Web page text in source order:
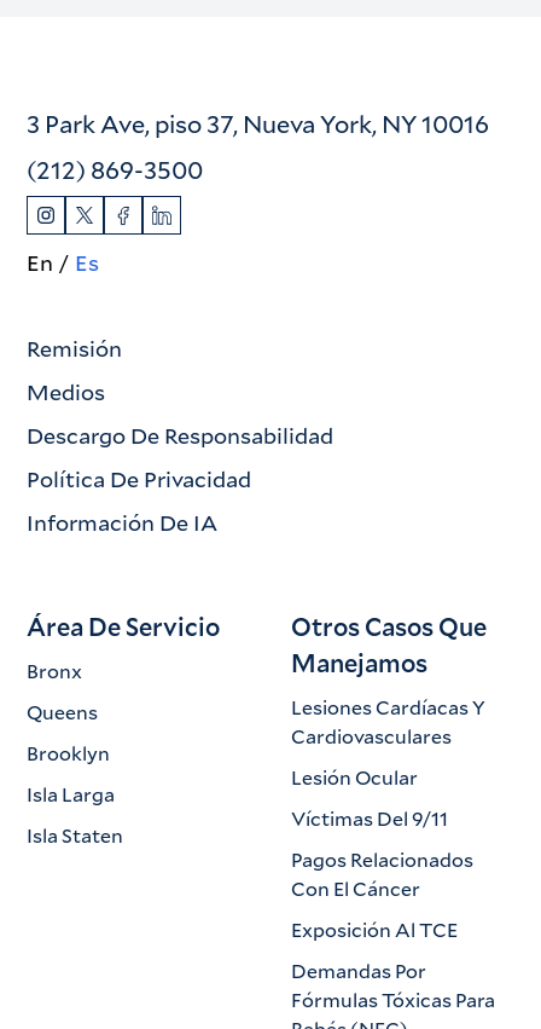
3 Park Ave, piso 37, Nueva York, NY 10016
(212) 869-3500
En Es
Remisión
Medios
Descargo De Responsabilidad
Política De Privacidad
Información De IA
Área De Servicio
Bronx
Queens
Brooklyn
Isla Larga
Isla Staten
Otros Casos Que
Manejamos
Lesiones Cardíacas Y
Cardiovasculares
Lesión Ocular
Víctimas Del 9/11
Pagos Relacionados
Con El Cáncer
Exposición Al TCE
Demandas Por
Fórmulas Tóxicas Para